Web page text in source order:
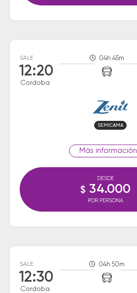
SALE
12:20
Cordoba
04h 45m
SEMICAMA
información
DESDE
$ 34.000
POR PERSONA
SALE
12:30
Cordoba
04h 50m